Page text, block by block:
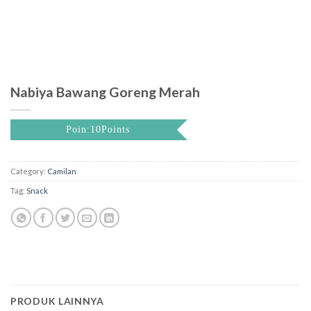
Nabiya Bawang Goreng Merah
Poin:10Points
Category: Camilan
Tag: Snack
PRODUK LAINNYA